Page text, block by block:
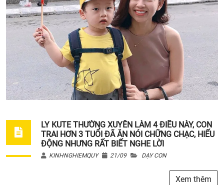
LY KUTE THƯỜNG XUYÊN LÀM 4 ĐIỀU NÀY, CON
TRAI HƠN 3 TUỔI ĐÃ ĂN NÓI CHỮNG CHẠC, HIẾU
ĐỘNG NHƯNG RẤT BIẾT NGHE LỜI
KINHNGHIEMQUY 21/09 DẠY CON
Xem thêm